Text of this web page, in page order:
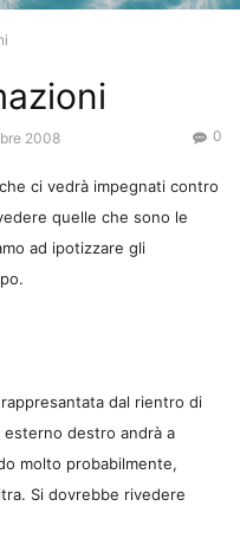
2008 0
ci vedrà impegnati contro
quelle che sono le
ad ipotizzare gli
dal rientro di
destro andrà a
molto probabilmente,
Si dovrebbe rivedere